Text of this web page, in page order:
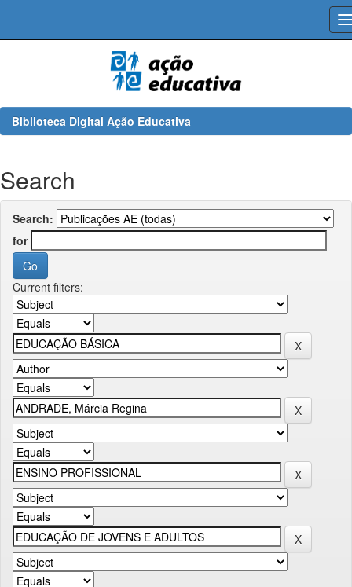
Biblioteca Digital Ação Educativa
Search
Search:
for
Current filters: